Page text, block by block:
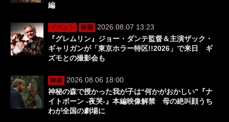
編
イベント 映画
2026.08.07 13:23
『グレムリン』ジョー・ダンテ監督＆主演ザック・
ギャリガンが「東京ホラー特区!!2026」で来日 ギ
ズモとの撮影会も
映画
2026.08.06 18:00
神秘の森で授かった我が子は“何かがおかしい”『ナ
イトボーン -夜哭-』本編映像解禁 母の絶叫顔うち
わが全国の劇場に